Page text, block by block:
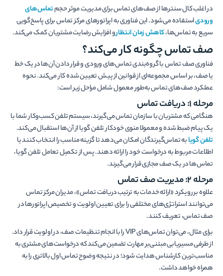
در اغلب کال­ سنترها از صف‌­های تماس برای مدیریت موثر حجمتماس‌­های
ورودی
استفاده می­‌شود. این فناوری به اپراتورهای مرکز تماس برای پاسخ‌‎گویی
سریع به تماس‌­ها،کاهش زمان انتظارو افزایش رضایت مشتریان کمک می­‌کند.
صف تماس چگونه کار می­‌کند؟
فناوری صف تماس با گروه‌­بندی تماس­‌های ورودی و قرار دادن آن­‌ها در یک خط
یا صف، بر اساس مجموعه­‌ای از قوانین از پیش تعیین شده کار می­‌کند. نحوه
عملکرد صف­‌های تماس به‌طور معمول شامل مراحل زیر است:
مرحله 1: دریافت تماس
هنگامی که مشتریان با سازمان تماس می‌­گیرند، سیستم تلفن کسب‌وکار شما با
یک پیام ضبط شده و معمولا منوی خودکار تلفن گویا از آن­‌ها استقبال می‌­کند.
تلفن گویابه تماس‌­گیرندگان امکان می‌­دهد تا گزینه مناسب را انتخاب کنند یا
اطلاعات مربوط به درخواست خود را ارائه دهند. پس از تکمیل تعامل تلفن گویا،
تماس‌­ها در یک صف مجازی قرار می­‌گیرند.
مرحله 2: مدیریت صف تماس
علاوه بر رویکرد «ارائه خدمات به ترتیب دریافت تماس»، مدیران مرکز تماس
می‌توانند استراتژی‌های مختلفی را برای تعیین اولویت و تخصیص اپراتورها در
صف تماس، تعریف کنند.
برای مثال، می­‌توان تماس‌های VIP را با انجام تنظیمات صف، در اولویت قرار داد.
از طرفی مسیریابی مبتنی‌بر مهارت تضمین می‌کند که درخواست‌های مشتری به
مناسب‌ترین کارشناس هدایت شود؛ در نتیجه وضوح تماس اول بالاتری را به
همراه خواهد داشت.